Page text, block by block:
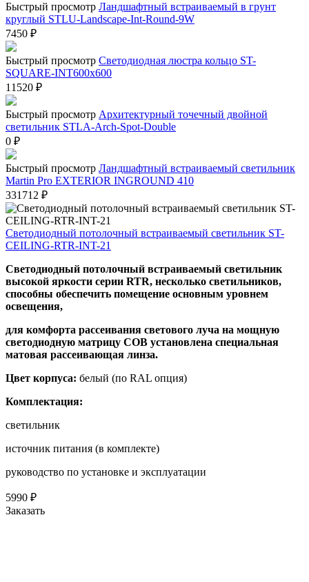
Быстрый просмотр Ландшафтный встраиваемый в грунт
круглый STLU-Landscape-Int-Round-9W
7450 ₽
Быстрый просмотр Светодиодная люстра кольцо ST-
SQUARE-INT600x600
11520 ₽
Быстрый просмотр Архитектурный точечный двойной
светильник STLA-Arch-Spot-Double
0 ₽
Быстрый просмотр Ландшафтный встраиваемый светильник
Martin Pro EXTERIOR INGROUND 410
331712 ₽
Светодиодный потолочный встраиваемый светильник ST-
CEILING-RTR-INT-21
Светодиодный потолочный встраиваемый светильник
высокой яркости серии RTR, несколько светильников,
способны обеспечить помещение основным уровнем
освещения,
для комфорта рассеивания светового луча на мощную
светодиодную матрицу COB установлена специальная
матовая рассеивающая линза.
Цвет корпуса: белый (по RAL опция)
Комплектация:
светильник
источник питания (в комплекте)
руководство по установке и эксплуатации
5990 ₽
Заказать